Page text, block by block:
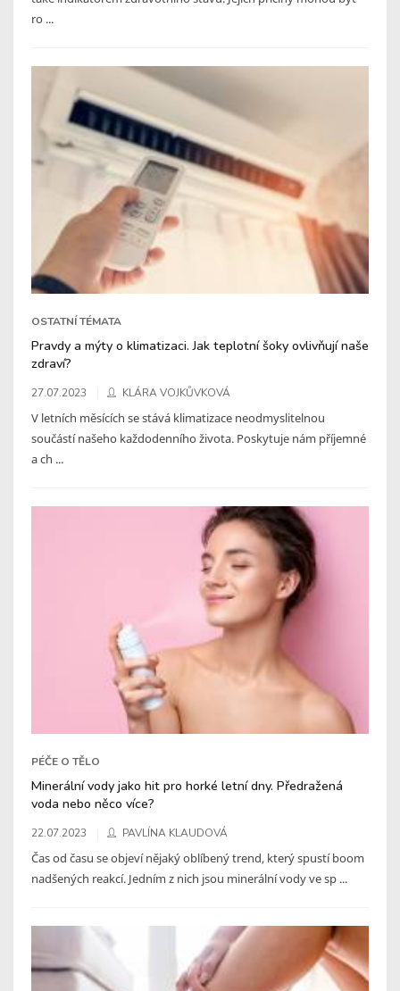
ro ...
OSTATNÍ TÉMATA
Pravdy a mýty o klimatizaci. Jak teplotní šoky ovlivňují naše
zdraví?
27.07.2023 KLÁRA VOJKŮVKOVÁ
V letních měsících se stává klimatizace neodmyslitelnou
součástí našeho každodenního života. Poskytuje nám příjemné
a ch ...
PÉČE O TĚLO
Minerální vody jako hit pro horké letní dny. Předražená
voda nebo něco více?
22.07.2023 PAVLÍNA KLAUDOVÁ
Čas od času se objeví nějaký oblíbený trend, který spustí boom
nadšených reakcí. Jedním z nich jsou minerální vody ve sp ...